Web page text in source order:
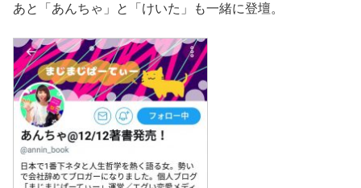
あと「あんちゃ」と「けいた」も一緒に登壇。